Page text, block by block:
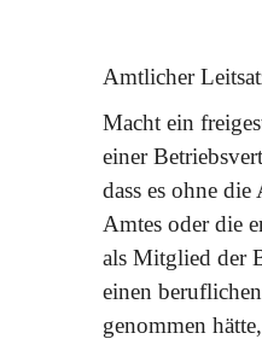
Amtlicher
Macht ein
einer
dass es ohne
Amtes oder die
als Mitglied der
einen
genommen